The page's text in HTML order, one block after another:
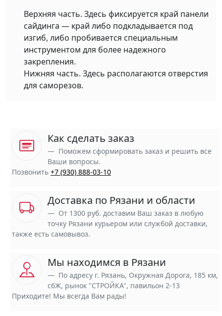
Верхняя часть. Здесь фиксируется край панели
сайдинга — край либо подкладывается под
изгиб, либо пробивается специальным
инструментом для более надежного
закрепления.
Нижняя часть. Здесь располагаются отверстия
для саморезов.
Как сделать заказ
Поможем сформировать заказ и решить все
Ваши вопросы.
Позвонить +7 (930) 888-03-10
Доставка по Рязани и области
От 1300 руб. доставим Ваш заказ в любую
точку Рязани курьером или службой доставки,
также есть самовывоз.
Мы находимся в Рязани
По адресу г. Рязань, Окружная Дорога, 185 км,
с6Ж, рынок "СТРОЙКА", павильон 2-13
Приходите! Мы всегда Вам рады!